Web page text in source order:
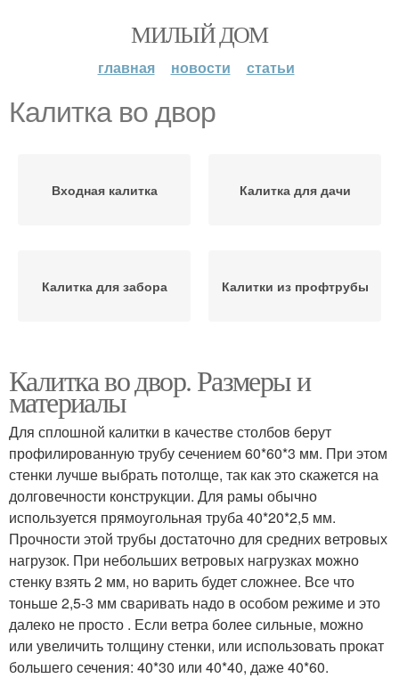
МИЛЫЙ ДОМ
главная новости статьи
Калитка во двор
Входная калитка Калитка для дачи
Калитка для забора Калитки из профтрубы
Калитка во двор. Размеры и
материалы
Для сплошной калитки в качестве столбов берут
профилированную трубу сечением 60*60*3 мм. При этом
стенки лучше выбрать потолще, так как это скажется на
долговечности конструкции. Для рамы обычно
используется прямоугольная труба 40*20*2,5 мм.
Прочности этой трубы достаточно для средних ветровых
нагрузок. При небольших ветровых нагрузках можно
стенку взять 2 мм, но варить будет сложнее. Все что
тоньше 2,5-3 мм сваривать надо в особом режиме и это
далеко не просто . Если ветра более сильные, можно
или увеличить толщину стенки, или использовать прокат
большего сечения: 40*30 или 40*40, даже 40*60.